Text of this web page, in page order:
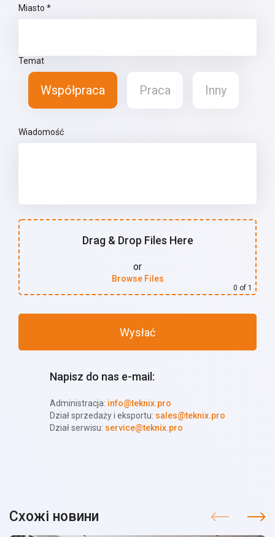
Miasto *
Temat
Współpraca Praca Inny
Wiadomość
Drag & Drop Files Here
or
Browse Files
0 of 1
Napisz do nas e-mail:
Administracja: info@teknix.pro
Dział sprzedaży i eksportu: sales@teknix.pro
Dział serwisu: service@teknix.pro
Схожі новини